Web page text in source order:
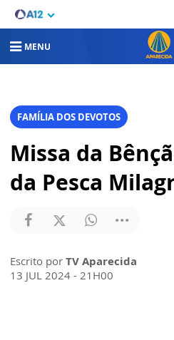
MENU
FAMÍLIA DOS DEVOTOS
Missa da
da Pesca
Escrito por TV Aparecida
13 JUL 2024 - 21H00